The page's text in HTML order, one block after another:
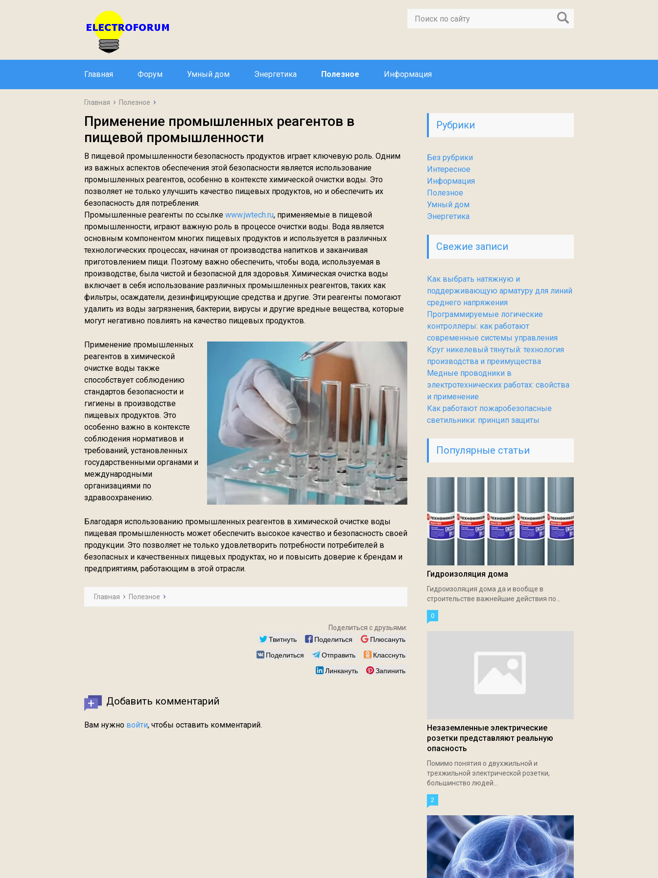
Главная Форум Умный дом Энергетика Полезное Информация
Главная Полезное
Применение промышленных реагентов в
пищевой промышленности
В пищевой промышленности безопасность продуктов играет ключевую роль. Одним
из важных аспектов обеспечения этой безопасности является использование
промышленных реагентов, особенно в контексте химической очистки воды. Это
позволяет не только улучшить качество пищевых продуктов, но и обеспечить их
безопасность для потребления.
Промышленные реагенты по ссылке www.jwtech.ru, применяемые в пищевой
промышленности, играют важную роль в процессе очистки воды. Вода является
основным компонентом многих пищевых продуктов и используется в различных
технологических процессах, начиная от производства напитков и заканчивая
приготовлением пищи. Поэтому важно обеспечить, чтобы вода, используемая в
производстве, была чистой и безопасной для здоровья. Химическая очистка воды
включает в себя использование различных промышленных реагентов, таких как
фильтры, осаждатели, дезинфицирующие средства и другие. Эти реагенты помогают
удалить из воды загрязнения, бактерии, вирусы и другие вредные вещества, которые
могут негативно повлиять на качество пищевых продуктов.
Применение промышленных
реагентов в химической
очистке воды также
способствует соблюдению
стандартов безопасности и
гигиены в производстве
пищевых продуктов. Это
особенно важно в контексте
соблюдения нормативов и
требований, установленных
государственными органами и
международными
организациями по
здравоохранению.
Благодаря использованию промышленных реагентов в химической очистке воды
пищевая промышленность может обеспечить высокое качество и безопасность своей
продукции. Это позволяет не только удовлетворить потребности потребителей в
безопасных и качественных пищевых продуктах, но и повысить доверие к брендам и
предприятиям, работающим в этой отрасли.
Главная Полезное
Поделиться с друзьями:
Твитнуть Поделиться
Плюсануть
Поделиться
Отправить
Класснуть
Линкануть
Запинить
Добавить комментарий
Вам нужно войти, чтобы оставить комментарий.
Рубрики
Без рубрики
Интересное
Информация
Полезное
Умный дом
Энергетика
Свежие записи
Как выбрать натяжную и
поддерживающую арматуру для линий
среднего напряжения
Программируемые логические
контроллеры: как работают
современные системы управления
Круг никелевый тянутый: технология
производства и преимущества
Медные проводники в
электротехнических работах: свойства
и применение
Как работают пожаробезопасные
светильники: принцип защиты
Популярные статьи
Гидроизоляция дома
Гидроизоляция дома да и вообще в
строительстве важнейшие действия по...
0
Незаземленные электрические
розетки представляют реальную
опасность
Помимо понятия о двухжильной и
трехжильной электрической розетки,
большинство людей...
2